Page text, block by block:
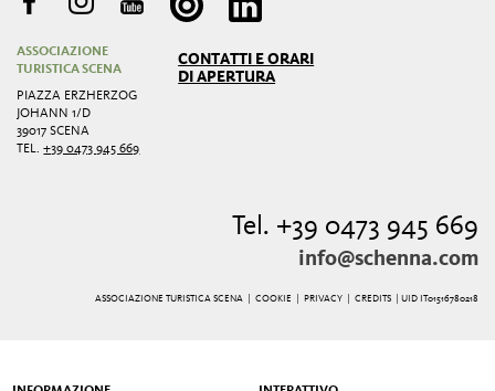
ASSOCIAZIONE
TURISTICA SCENA
PIAZZA ERZHERZOG
JOHANN 1/D
39017 SCENA
TEL.+39 0473 945 669
CONTATTI E ORARI
DI APERTURA
Tel. +39 0473 945 669
info@schenna.com
ASSOCIAZIONE TURISTICA SCENA | COOKIE PRIVACY| CREDITS | UID IT01516780218